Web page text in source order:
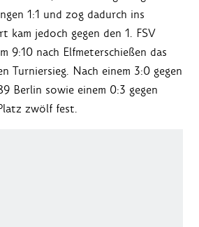
1:1 und zog dadurch ins
kam jedoch gegen den 1. FSV
9:10 nach Elfmeterschießen das
Turniersieg. Nach einem 3:0 gegen
Berlin sowie einem 0:3 gegen
zwölf fest.